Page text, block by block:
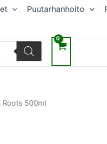
Puutarhanhoito
Roots 500ml